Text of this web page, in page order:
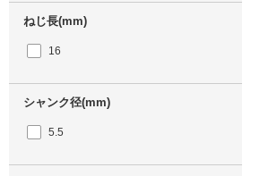
ねじ長(mm)
16
シャンク径(mm)
5.5